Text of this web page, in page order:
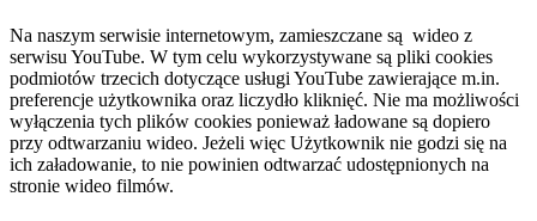
Na naszym serwisie internetowym, zamieszczane są wideo z
serwisu YouTube. W tym celu wykorzystywane są pliki cookies
podmiotów trzecich dotyczące usługi YouTube zawierające m.in.
preferencje użytkownika oraz liczydło kliknięć. Nie ma możliwości
wyłączenia tych plików cookies ponieważ ładowane są dopiero
przy odtwarzaniu wideo. Jeżeli więc Użytkownik nie godzi się na
ich załadowanie, to nie powinien odtwarzać udostępnionych na
stronie wideo filmów.